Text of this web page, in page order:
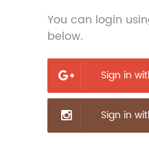
You can login
below.
Sign in
Sign in